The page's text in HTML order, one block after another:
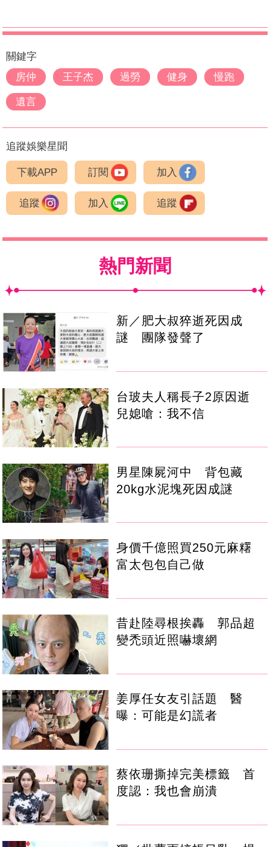
關鍵字
房仲
王子杰 過勞 健身 慢跑
遺言
追蹤娛樂星聞
下載APP 訂閱 加入
追蹤 加入 追蹤
熱門新聞
新／肥大叔猝逝死因成
謎 團隊發聲了
台玻夫人稱長子2原因逝
兒媳嗆：我不信
男星陳屍河中 背包藏
20kg水泥塊死因成謎
身價千億照買250元麻糬
富太包包自己做
昔赴陸尋根挨轟 郭品超
變禿頭近照嚇壞網
姜厚任女友引話題 醫
曝：可能是幻謊者
蔡依珊撕掉完美標籤 首
度認：我也會崩潰